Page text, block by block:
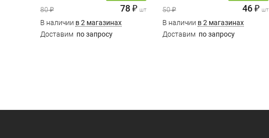
80 ₽ 78 ₽ шт
В наличии в 2 магазинах
Доставим по запросу
50 ₽ 46 ₽ шт
В наличии в 2 магазинах
Доставим по запросу